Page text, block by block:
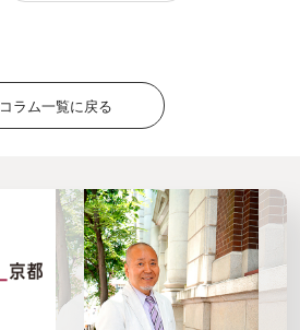
コラム一覧に戻る